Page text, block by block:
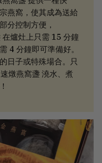
燕窩，使其成為送給
分控制方便，
爐灶上只需 15 分鐘
4 分鐘即可準備好。
日子或特殊場合。只
燉燕窩盞 澆水、煮